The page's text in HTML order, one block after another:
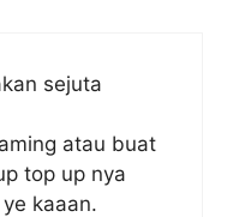
sejuta
atau buat
top up nya
kaaan.